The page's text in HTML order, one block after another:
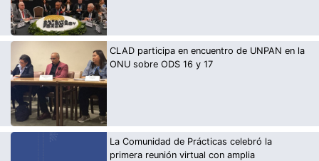
CLAD participa en encuentro de UNPAN en la
ONU sobre ODS 16 y 17
La Comunidad de Prácticas celebró la
primera reunión virtual con amplia